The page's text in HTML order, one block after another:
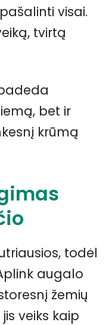
visai.
tvirtą
bet ir
krūmą
todėl
augalo
žemių
veiks kaip